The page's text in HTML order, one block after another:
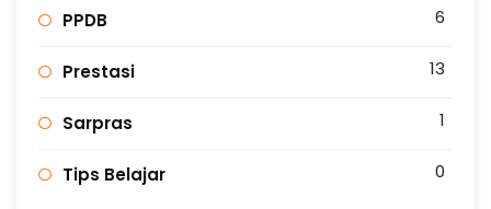
PPDB 6
Prestasi 13
Sarpras 1
Tips Belajar 0